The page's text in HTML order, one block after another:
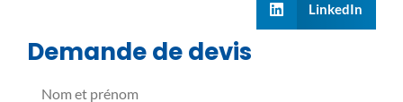
LinkedIn
Demande de devis